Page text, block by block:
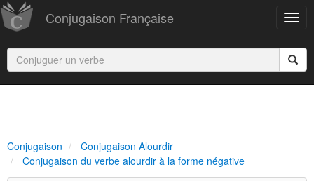
Conjugaison Française
Conjugaison
Conjugaison Alourdir
Conjugaison du verbe alourdir à la forme négative